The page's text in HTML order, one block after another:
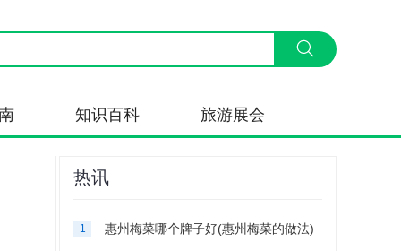
知识百科 旅游展会
热讯
1 惠州梅菜哪个牌子好(惠州梅菜的做法)